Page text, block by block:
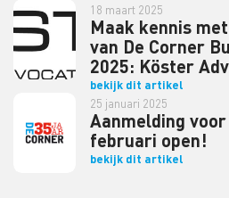
18 maart 2025
Maak kennis
van De Corner
2025: Köster
bekijk dit artikel
25 januari 2025
Aanmelding
februari open!
bekijk dit artikel